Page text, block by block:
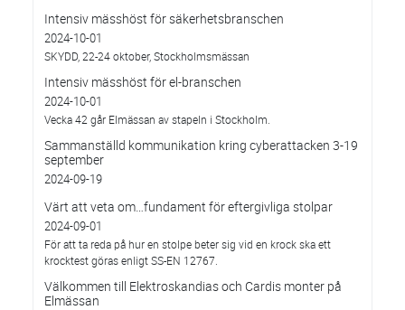
Intensiv mässhöst för säkerhetsbranschen
2024-10-01
SKYDD, 22-24 oktober, Stockholmsmässan
Intensiv mässhöst för el-branschen
2024-10-01
Vecka 42 går Elmässan av stapeln i Stockholm.
Sammanställd kommunikation kring cyberattacken 3-19
september
2024-09-19
Värt att veta om…fundament för eftergivliga stolpar
2024-09-01
För att ta reda på hur en stolpe beter sig vid en krock ska ett
krocktest göras enligt SS-EN 12767.
Välkommen till Elektroskandias och Cardis monter på
Elmässan